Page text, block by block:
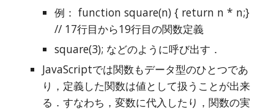
例： function square(n) { return n * n;}
// 17行目から19行目の関数定義
square(3); などのように呼び出す．
JavaScriptでは関数もデータ型のひとつであ
り，定義した関数は値として扱うことが出来
る．すなわち，変数に代入したり，関数の実